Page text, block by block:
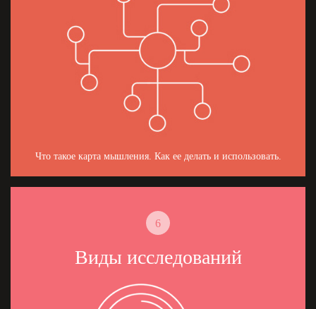
Что такое карта мышления. Как ее делать и использовать.
6
Виды исследований